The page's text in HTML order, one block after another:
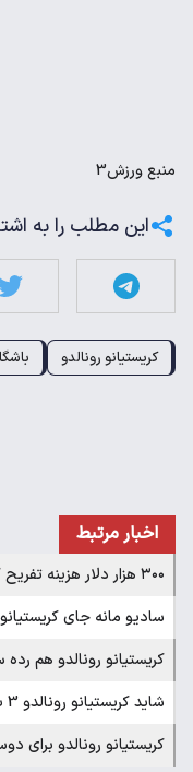
منبعورزش3
این مطلب را به
کریستیانو رونالدو
اخبار مرتبط
۳۰۰ هزار دلار هزینه تفریح کریس رونالدو و دوستانش در هتل!
سادیو مانه جای
کریستیانو رونالدو هم
شاید کریستیانو رونالدو 3 بار دیگر به ایران بیاید!
کریستیانو رونالدو برای